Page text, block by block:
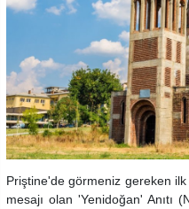
Priştine'de görmeniz gereken ilk
mesajı olan 'Yenidoğan'